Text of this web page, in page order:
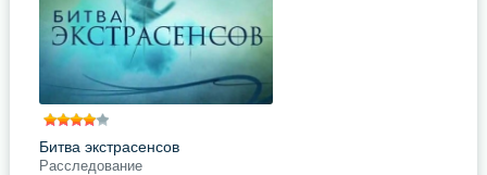
с синдромом Дауна. Эта
сердечная программа
рассказывает
подробнее
Поделись с друзьями
Битва экстрасенсов
Расследование